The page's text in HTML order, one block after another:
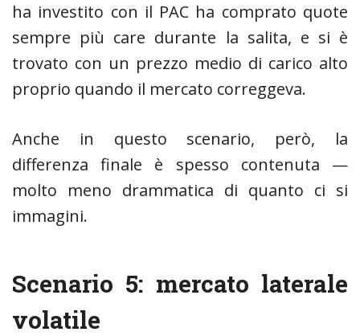
ha investito con il PAC ha comprato quote
sempre più care durante la salita, e si è
trovato con un prezzo medio di carico alto
proprio quando il mercato correggeva.
Anche in questo scenario, però, la
differenza finale è spesso contenuta —
molto meno drammatica di quanto ci si
immagini.
Scenario 5: mercato laterale
volatile